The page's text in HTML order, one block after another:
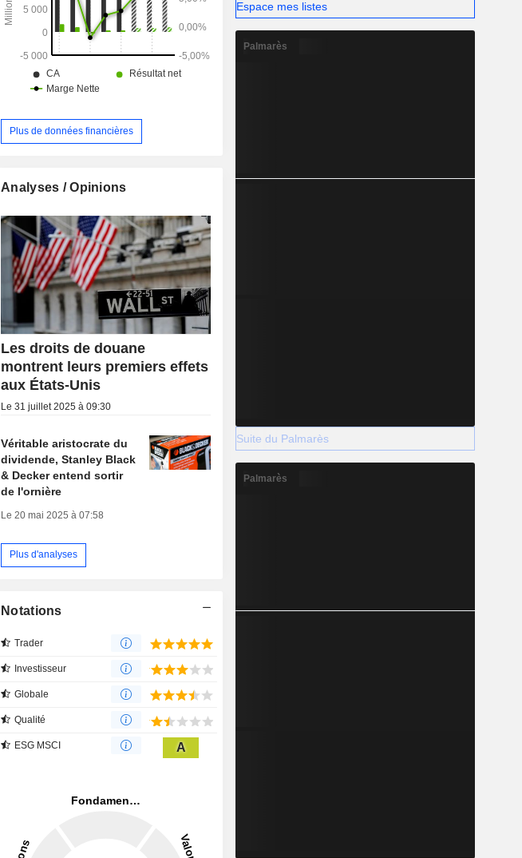
hydrauliques, etc. La répartition géographique
du CA est la suivante : Etats-Unis (61,6%),
Canada (4,5%), Amériques (5,6%), Europe
Plus de données financières
Analyses / Opinions
Les droits de douane
montrent leurs premiers effets
aux États-Unis
Le 31 juillet 2025 à 09:30
Véritable aristocrate du
dividende, Stanley Black
& Decker entend sortir
de l'ornière
Le 20 mai 2025 à 07:58
Plus d'analyses
Notations
Trader
Investisseur
Globale
Qualité
ESG MSCI A
Espace mes listes
Palmarès
Suite du Palmarès
Palmarès